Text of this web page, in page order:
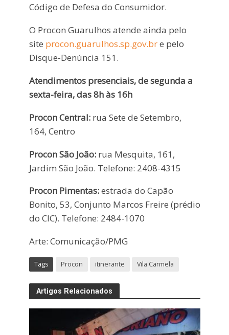
Código de Defesa do Consumidor.
O Procon Guarulhos atende ainda pelo
site procon.guarulhos.sp.gov.bre pelo
Disque-Denúncia 151.
Atendimentos presenciais, de segunda a
sexta-feira, das 8h às 16h
Procon Central:rua Sete de Setembro,
164, Centro
Procon São João:rua Mesquita, 161,
Jardim São João. Telefone: 2408-4315
Procon Pimentas:estrada do Capão
Bonito, 53, Conjunto Marcos Freire (prédio
do CIC). Telefone: 2484-1070
Arte: Comunicação/PMG
Tags Procon itinerante Vila Carmela
Artigos Relacionados